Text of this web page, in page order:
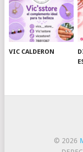
VIC CALDERON
© 2026